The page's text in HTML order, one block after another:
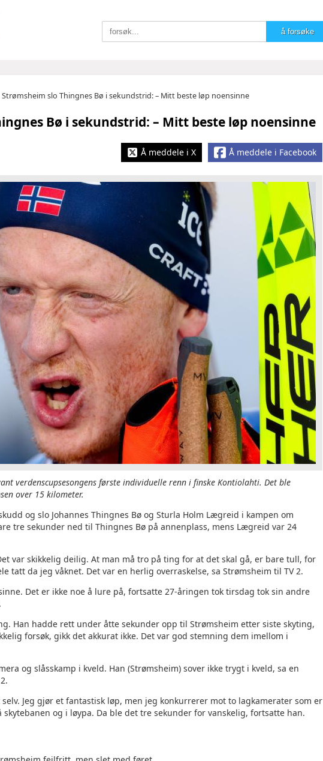
Strømsheim slo Thingnes Bø i sekundstrid: – Mitt beste løp noensinne
Bø i sekundstrid: – Mitt beste løp noensinne
Å meddele i Facebook
Å meddele i X
verdenscupsesongens første individuelle renn i finske Kontiolahti. Det ble
over 15 kilometer.
og slo Johannes Thingnes Bø og Sturla Holm Lægreid i kampen om
tre sekunder ned til Thingnes Bø på annenplass, mens Lægreid var 24
var skikkelig deilig. At man må tro på ting for at det skal gå, er bare tull, for
tatt da jeg våknet. Det var en herlig overraskelse, sa Strømsheim til TV 2.
Det er ikke noe å lure på, fortsatte 27-åringen tok tirsdag tok sin andre
Han hadde rett under åtte sekunder opp til Strømsheim etter siste skyting,
forsøk, gikk det akkurat ikke. Det var god stemning dem imellom i
og slåsskamp i kveld. Han (Strømsheim) sover ikke trygt i kveld, sa en
Jeg gjør et fantastisk løp, men jeg konkurrerer mot to lagkamerater som er
og i løypa. Da ble det tre sekunder for vanskelig, fortsatte han.